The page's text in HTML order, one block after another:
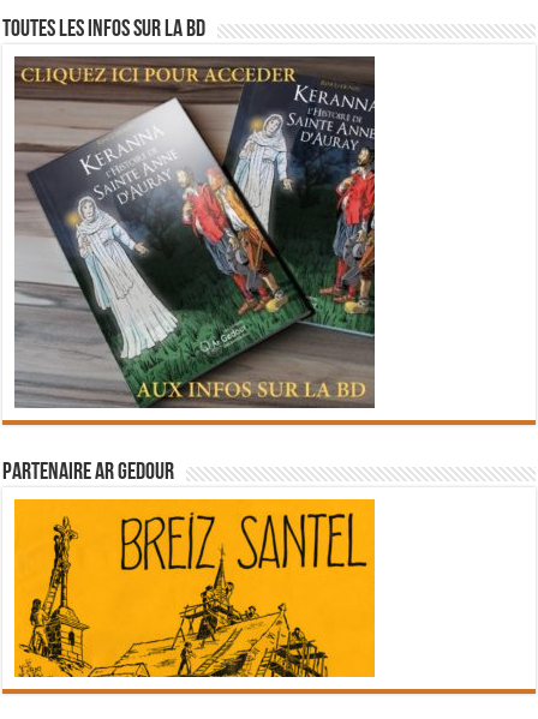
Toutes les infos sur la BD
Partenaire Ar Gedour